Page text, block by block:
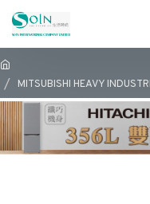
MITSUBISHI HEAVY